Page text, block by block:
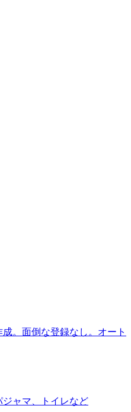
。面倒な登録なし。オート
ャマ、トイレなど